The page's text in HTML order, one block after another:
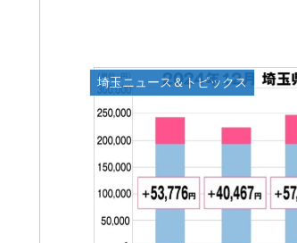
埼玉ニュース＆トピックス